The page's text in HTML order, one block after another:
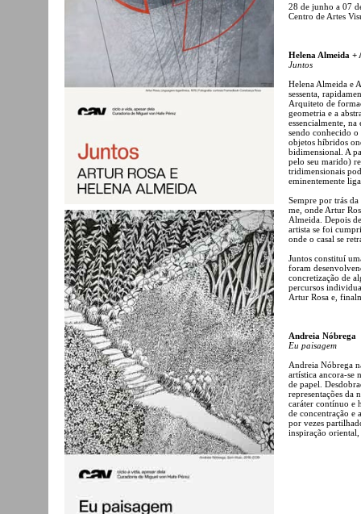
28 de junho a 07
Centro de Artes
Helena Almeida +
Juntos
Helena Almeida e
sessenta,
Arquiteto de
geometria e a
essencialmente,
sendo conhecido o
objetos híbridos
bidimensional. A
pelo seu marido)
tridimensionais
eminentemente
Sempre por trás
me, onde Artur
Almeida. Depois
artista se foi
onde o casal se
Juntos constituí
foram
concretização de
percursos
Artur Rosa e,
Andreia Nóbrega
Eu paisagem
Andreia Nóbrega
artística ancora-se
de papel.
representações da
caráter contínuo e
de concentração e
por vezes
inspiração